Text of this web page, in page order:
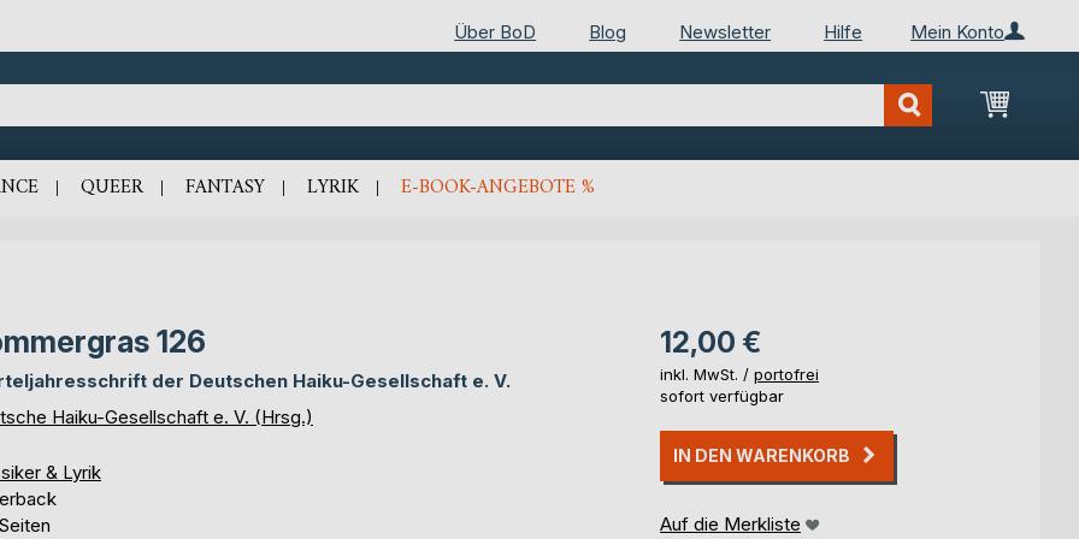
Mein Konto
Über BoD Blog Newsletter Hilfe
Mein
QUEER FANTASY LYRIK E-BOOK-ANGEBOTE %
126
der Deutschen Haiku-Gesellschaft e. V.
Haiku-Gesellschaft e. V. (Hrsg.)
& Lyrik
12,00 €
inkl. MwSt. / portofrei
sofort verfügbar
IN DEN WARENKORB
Auf die Merkliste